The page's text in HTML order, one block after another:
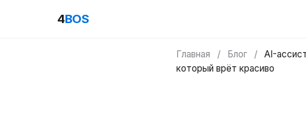
4BOS
Главная / Блог /
AI-
который врёт красиво